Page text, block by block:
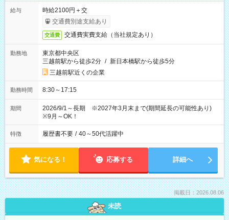
給与
時給2100円＋交
交通費別途支給あり
交通費 交通費実費支給（当社規定あり）
勤務地
東京都中央区
三越前駅から徒歩2分 / 新日本橋駅から徒歩5分
三越前駅近くの企業
勤務時間 8:30～17:15
期間
2026/9/1～長期 ※2027年3月末まで(期間延長の可能性あり)
※9月～OK！
特徴 履歴書不要 / 40～50代活躍中
気になる！ 応募する 詳細へ
掲載日：2026.08.06
未読